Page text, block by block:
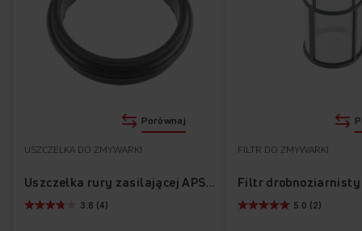
USZCZELKA DO ZMYWARKI
Uszczelka rury zasilającej APS1004
3.8 (4)
Porównaj
FILTR DO ZMYWARKI
Filtr drobnoziarnisty
5.0 (2)